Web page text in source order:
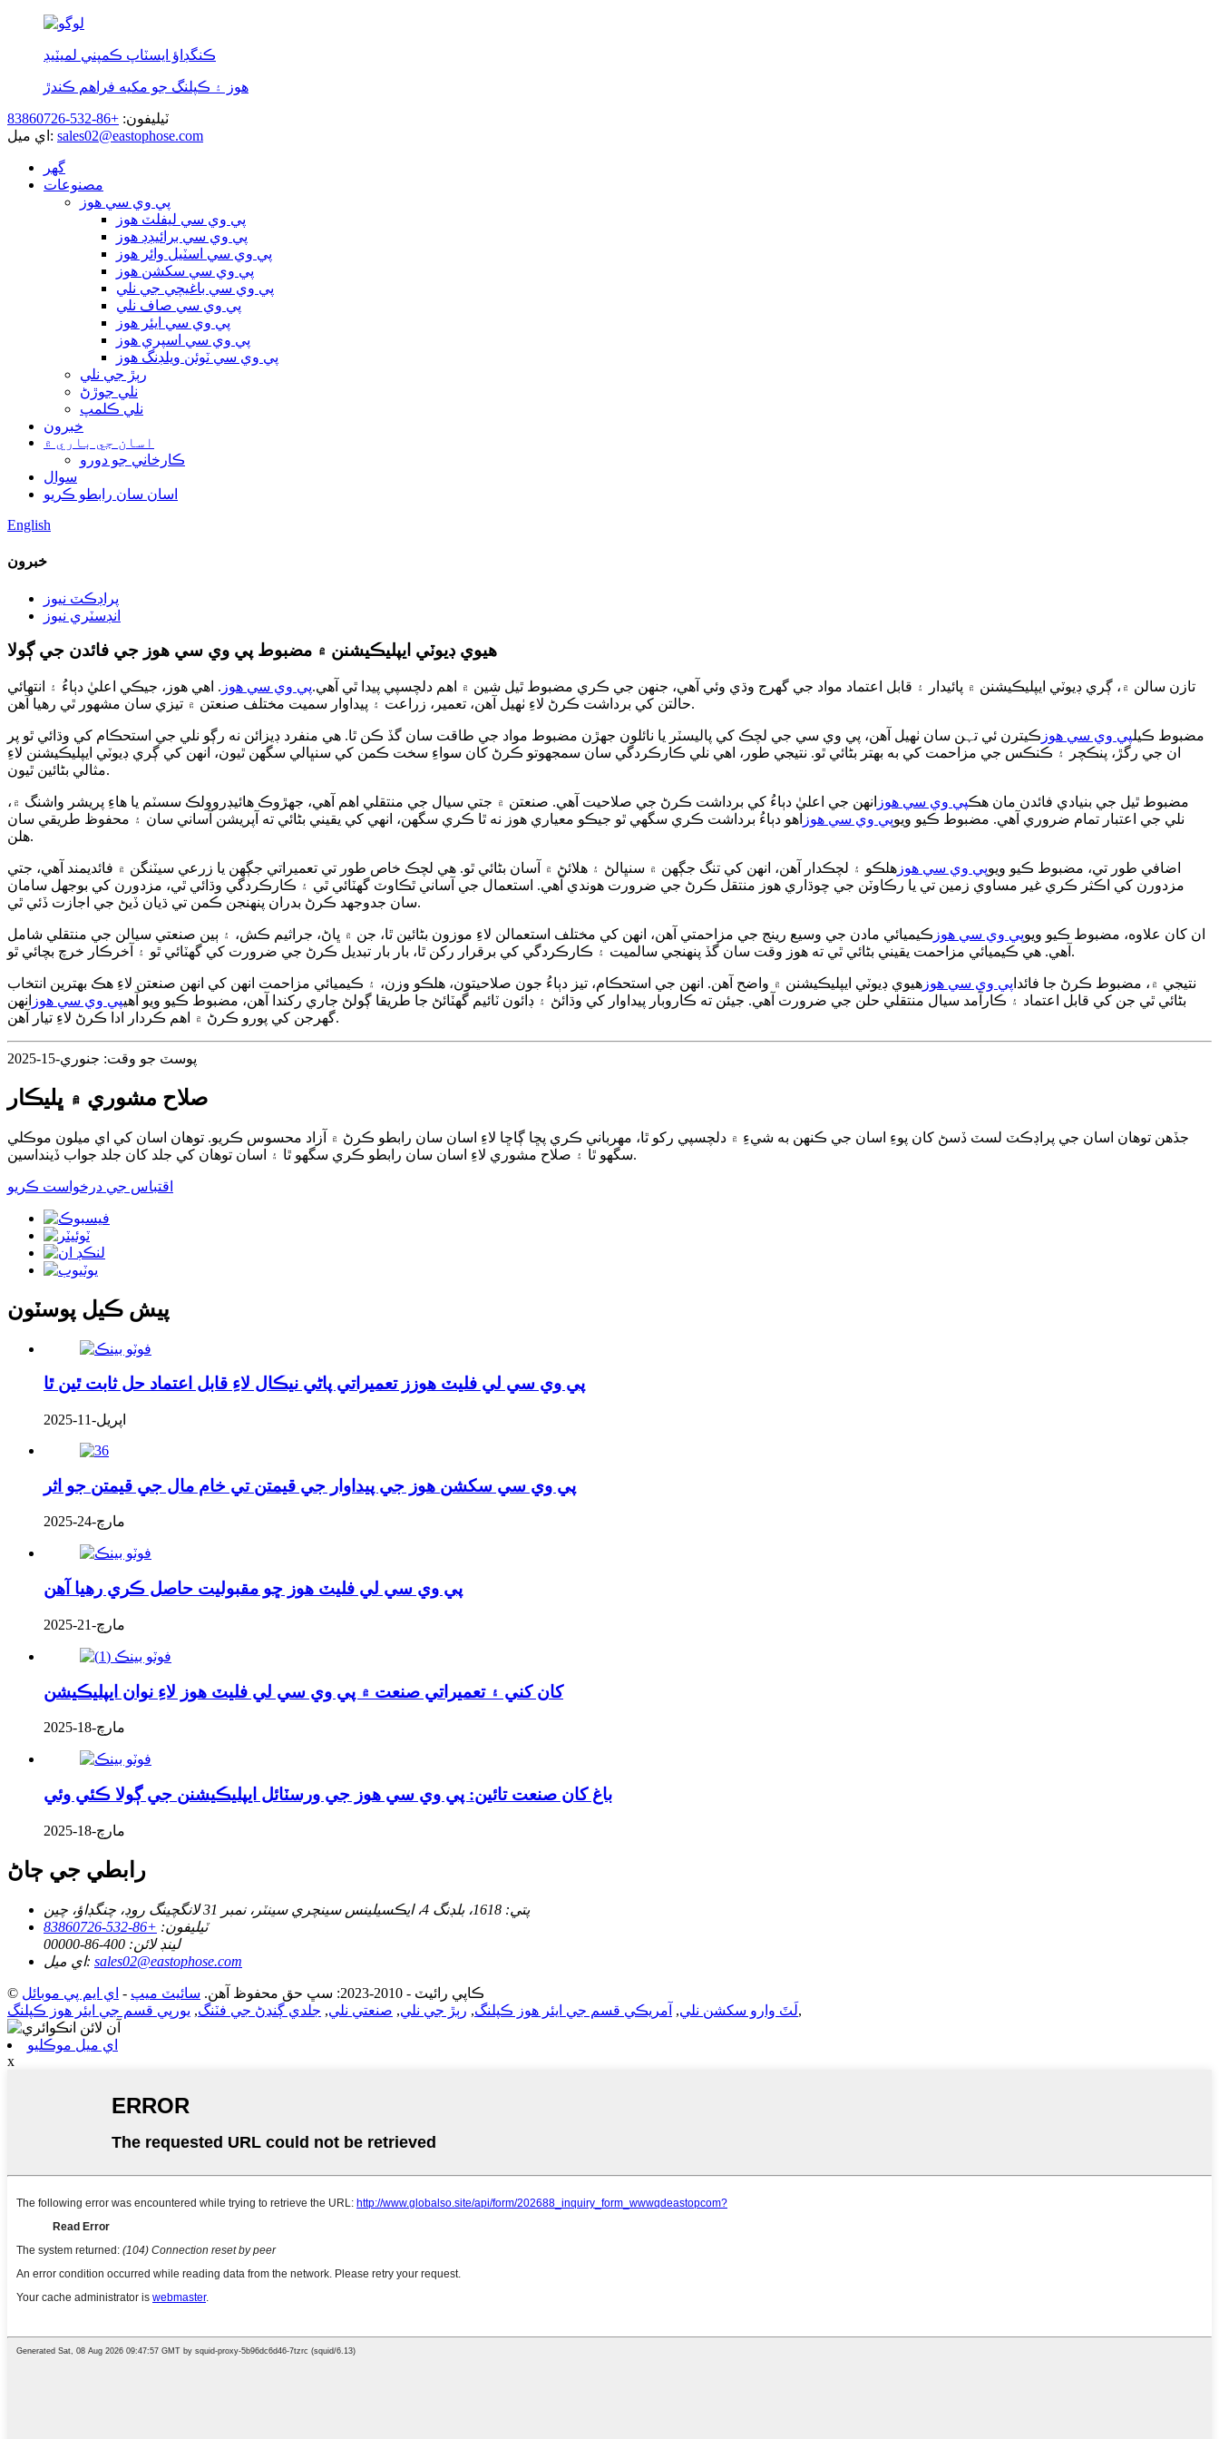
ڪنگڊاؤ ايسٽاپ ڪمپني لميٽيڊ
هوز ۽ ڪپلنگ جو مکيه فراهم ڪندڙ
ٽيليفون: +86-532-83860726
اي ميل: sales02@eastophose.com
گھر
مصنوعات
پي وي سي هوز
پي وي سي ليفلٽ هوز
پي وي سي برائيڊڊ هوز
پي وي سي اسٽيل وائر هوز
پي وي سي سکشن هوز
پي وي سي باغيچي جي نلي
پي وي سي صاف نلي
پي وي سي ايئر هوز
پي وي سي اسپري هوز
پي وي سي ٽوئن ويلڊنگ هوز
رٻڙ جي نلي
نلي جوڙڻ
نلي ڪلمپ
خبرون
اسان جي باري ۾
ڪارخاني جو دورو
سوال
اسان سان رابطو ڪريو
English
خبرون
پراڊڪٽ نيوز
انڊسٽري نيوز
هيوي ڊيوٽي ايپليڪيشنن ۾ مضبوط پي وي سي هوز جي فائدن جي ڳولا
تازن سالن ۾، ڳري ڊيوٽي ايپليڪيشنن ۾ پائيدار ۽ قابل اعتماد مواد جي گهرج وڌي وئي آهي، جنهن جي ڪري مضبوط ٿيل شين ۾ اهم دلچسپي پيدا ٿي آهي.پي وي سي هوز . اهي هوز، جيڪي اعليٰ دٻاءُ ۽ انتهائي
حالتن کي برداشت ڪرڻ لاءِ ٺهيل آهن، تعمير، زراعت ۽ پيداوار سميت مختلف صنعتن ۾ تيزي سان مشهور ٿي رهيا آهن.
مضبوط ڪيلپي وي سي هوز ڪيترن ئي تہن سان ٺهيل آهن، پي وي سي جي لچڪ کي پاليسٽر يا نائلون جهڙن مضبوط مواد جي طاقت سان گڏ ڪن ٿا. هي منفرد ڊيزائن نه رڳو نلي جي استحڪام کي وڌائي ٿو پر
ان جي رگڙ، پنڪچر ۽ ڪنڪس جي مزاحمت کي به بهتر بڻائي ٿو. نتيجي طور، اهي نلي ڪارڪردگي سان سمجهوتو ڪرڻ کان سواءِ سخت ڪمن کي سنڀالي سگهن ٿيون، انهن کي ڳري ڊيوٽي ايپليڪيشنن لاءِ
مثالي بڻائين ٿيون.
مضبوط ٿيل جي بنيادي فائدن مان هڪپي وي سي هوز انهن جي اعليٰ دٻاءُ کي برداشت ڪرڻ جي صلاحيت آهي. صنعتن ۾ جتي سيال جي منتقلي اهم آهي، جهڙوڪ هائيڊروولڪ سسٽم يا هاءِ پريشر واشنگ ۾،
نلي جي اعتبار تمام ضروري آهي. مضبوط ڪيو ويوپي وي سي هوز اهو دٻاءُ برداشت ڪري سگهي ٿو جيڪو معياري هوز نه ٿا ڪري سگهن، انهي کي يقيني بڻائي ته آپريشن آساني سان ۽ محفوظ طريقي سان
هلن.
اضافي طور تي، مضبوط ڪيو ويوپي وي سي هوز هلڪو ۽ لچڪدار آهن، انهن کي تنگ جڳهن ۾ سنڀالڻ ۽ هلائڻ ۾ آسان بڻائي ٿو. هي لچڪ خاص طور تي تعميراتي جڳهن يا زرعي سيٽنگن ۾ فائديمند آهي، جتي
مزدورن کي اڪثر ڪري غير مساوي زمين تي يا رڪاوٽن جي چوڌاري هوز منتقل ڪرڻ جي ضرورت هوندي آهي. استعمال جي آساني ٿڪاوٽ گھٽائي ٿي ۽ ڪارڪردگي وڌائي ٿي، مزدورن کي بوجھل سامان
سان جدوجهد ڪرڻ بدران پنهنجن ڪمن تي ڌيان ڏيڻ جي اجازت ڏئي ٿي.
ان کان علاوه، مضبوط ڪيو ويوپي وي سي هوز ڪيميائي مادن جي وسيع رينج جي مزاحمتي آهن، انهن کي مختلف استعمالن لاءِ موزون بڻائين ٿا، جن ۾ ڀاڻ، جراثيم ڪش، ۽ ٻين صنعتي سيالن جي منتقلي شامل
آهي. هي ڪيميائي مزاحمت يقيني بڻائي ٿي ته هوز وقت سان گڏ پنهنجي سالميت ۽ ڪارڪردگي کي برقرار رکن ٿا، بار بار تبديل ڪرڻ جي ضرورت کي گهٽائي ٿو ۽ آخرڪار خرچ بچائي ٿو.
نتيجي ۾، مضبوط ڪرڻ جا فائدا پي وي سي هوز هيوي ڊيوٽي ايپليڪيشنن ۾ واضح آهن. انهن جي استحڪام، تيز دٻاءُ جون صلاحيتون، هلڪو وزن، ۽ ڪيميائي مزاحمت انهن کي انهن صنعتن لاءِ هڪ بهترين انتخاب
بڻائي ٿي جن کي قابل اعتماد ۽ ڪارآمد سيال منتقلي حلن جي ضرورت آهي. جيئن ته ڪاروبار پيداوار کي وڌائڻ ۽ ڊائون ٽائيم گهٽائڻ جا طريقا ڳولڻ جاري رکندا آهن، مضبوط ڪيو ويو آهيپي وي سي هوز انهن
گهرجن کي پورو ڪرڻ ۾ اهم ڪردار ادا ڪرڻ لاءِ تيار آهن.
پوسٽ جو وقت: جنوري-15-2025
صلاح مشوري ۾ ڀليڪار
جڏهن توهان اسان جي پراڊڪٽ لسٽ ڏسڻ کان پوءِ اسان جي ڪنهن به شيءِ ۾ دلچسپي رکو ٿا، مهرباني ڪري پڇا ڳاڇا لاءِ اسان سان رابطو ڪرڻ ۾ آزاد محسوس ڪريو. توهان اسان کي اي ميلون موڪلي
سگهو ٿا ۽ صلاح مشوري لاءِ اسان سان رابطو ڪري سگهو ٿا ۽ اسان توهان کي جلد کان جلد جواب ڏينداسين.
اقتباس جي درخواست ڪريو
پيش ڪيل پوسٽون
پي وي سي لي فليٽ هوزز تعميراتي پاڻي نيڪال لاءِ قابل اعتماد حل ثابت ٿين ٿا
اپريل-11-2025
پي وي سي سکشن هوز جي پيداوار جي قيمتن تي خام مال جي قيمتن جو اثر
مارچ-24-2025
پي وي سي لي فليٽ هوز ڇو مقبوليت حاصل ڪري رهيا آهن
مارچ-21-2025
کان کني ۽ تعميراتي صنعت ۾ پي وي سي لي فليٽ هوز لاءِ نوان ايپليڪيشن
مارچ-18-2025
باغ کان صنعت تائين: پي وي سي هوز جي ورسٽائل ايپليڪيشنن جي ڳولا ڪئي وئي
مارچ-18-2025
رابطي جي ڄاڻ
پتي: 1618، بلڊنگ 4، ايڪسيلينس سينچري سينٽر، نمبر 31 لانگچينگ روڊ، چنگڊاؤ، چين
ٽيليفون: +86-532-83860726
لينڊ لائن: 400-86-00000
اي ميل: sales02@eastophose.com
© ڪاپي رائيٽ - 2010-2023: سڀ حق محفوظ آهن. سائيٽ ميپ - اي ايم پي موبائل
لَٽَ وارو سکشن نلي, آمريڪي قسم جي ايئر هوز ڪپلنگ, رٻڙ جي نلي, صنعتي نلي, جلدي ڳنڍڻ جي فٽنگ, يورپي قسم جي ايئر هوز ڪپلنگ ,
اي ميل موڪليو
x